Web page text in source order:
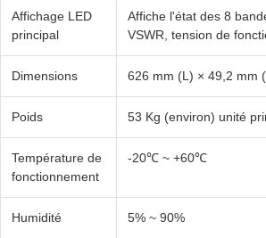
Affichage LED
principal
Affiche l'état des 8
VSWR, tension de
Dimensions 626 mm (L) × 49,2 mm
Poids 53 Kg (environ) unité
Température de
fonctionnement
-20℃ ~ +60℃
Humidité 5% ~ 90%